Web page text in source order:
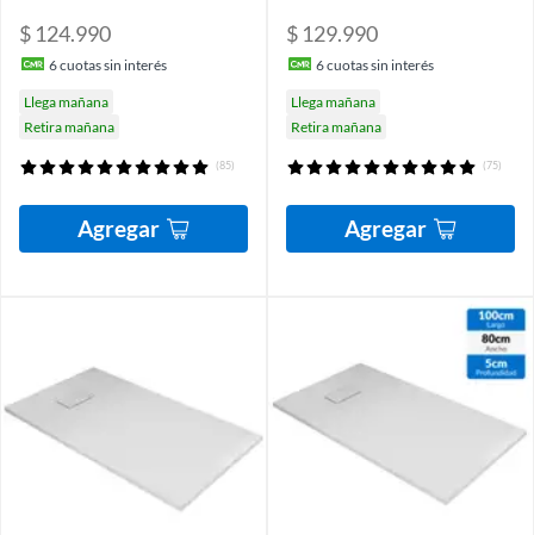
$ 124.990
6cuotas sin interés
Llega mañana
Retira mañana
(85)
Agregar
$ 129.990
6cuotas sin interés
Llega mañana
Retira mañana
(75)
Agregar